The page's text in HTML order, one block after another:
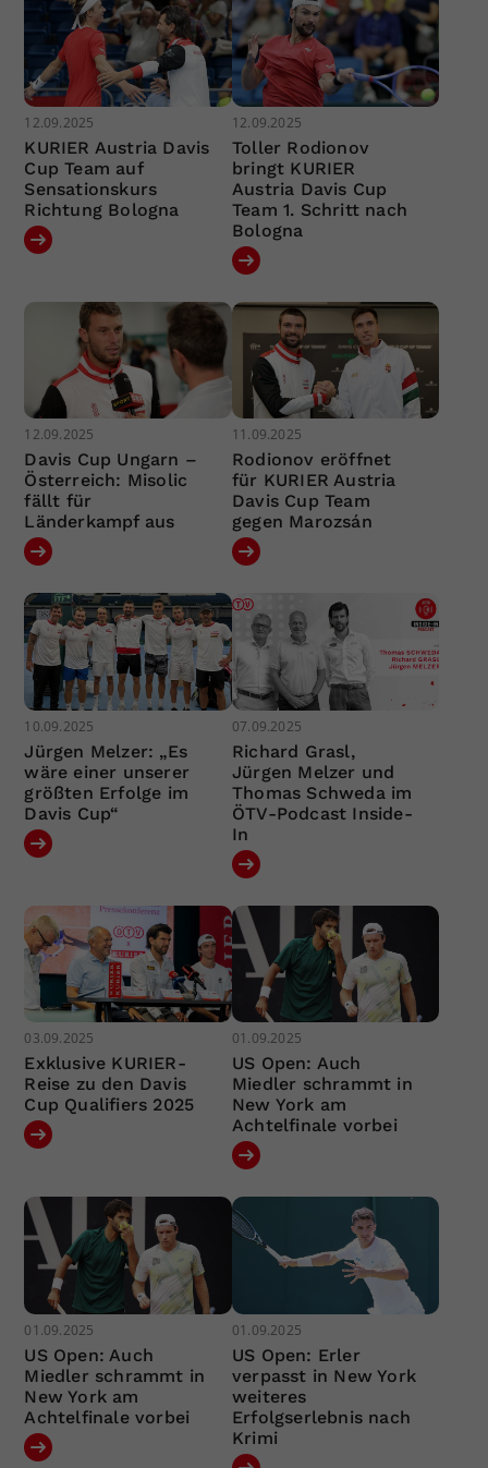
12.09.2025
KURIER Austria Davis
Cup Team auf
Sensationskurs
Richtung Bologna
12.09.2025
Toller Rodionov
bringt KURIER
Austria Davis Cup
Team 1. Schritt nach
Bologna
12.09.2025
Davis Cup Ungarn –
Österreich: Misolic
fällt für
Länderkampf aus
11.09.2025
Rodionov eröffnet
für KURIER Austria
Davis Cup Team
gegen Marozsán
10.09.2025
Jürgen Melzer: „Es
wäre einer unserer
größten Erfolge im
Davis Cup“
07.09.2025
Richard Grasl,
Jürgen Melzer und
Thomas Schweda im
ÖTV-Podcast Inside-
In
03.09.2025
Exklusive KURIER-
Reise zu den Davis
Cup Qualifiers 2025
01.09.2025
US Open: Auch
Miedler schrammt in
New York am
Achtelfinale vorbei
01.09.2025
US Open: Auch
Miedler schrammt in
New York am
Achtelfinale vorbei
01.09.2025
US Open: Erler
verpasst in New York
weiteres
Erfolgserlebnis nach
Krimi